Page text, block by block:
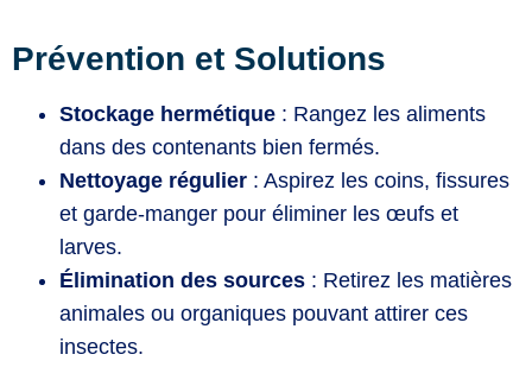
Prévention et Solutions
Stockage hermétique : Rangez les aliments
dans des contenants bien fermés.
Nettoyage régulier : Aspirez les coins, fissures
et garde-manger pour éliminer les œufs et
larves.
Élimination des sources : Retirez les matières
animales ou organiques pouvant attirer ces
insectes.